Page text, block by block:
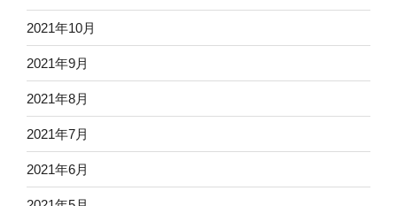
2021年10月
2021年9月
2021年8月
2021年7月
2021年6月